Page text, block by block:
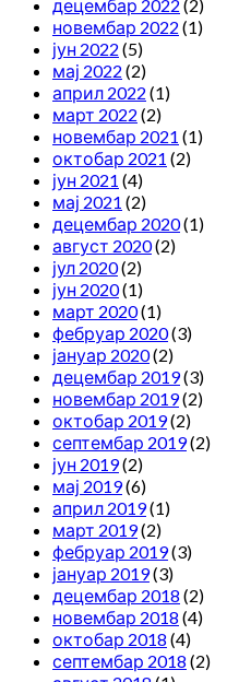
децембар 2022 (2)
новембар 2022 (1)
јун 2022 (5)
мај 2022 (2)
април 2022 (1)
март 2022 (2)
новембар 2021 (1)
октобар 2021 (2)
јун 2021 (4)
мај 2021 (2)
децембар 2020(1)
август 2020(2)
јул 2020(2)
јун 2020(1)
март 2020(1)
фебруар 2020(3)
јануар 2020(2)
децембар 2019(3)
новембар 2019(2)
октобар 2019(2)
септембар 2019(2)
јун 2019(2)
мај 2019(6)
април 2019(1)
март 2019(2)
фебруар 2019(3)
јануар 2019(3)
децембар 2018 (2)
новембар 2018 (4)
октобар 2018 (4)
септембар 2018 (2)